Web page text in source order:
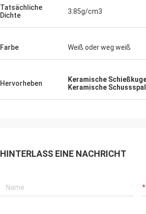
Tatsächliche
Dichte
3.85g/cm3
Farbe Weiß oder weg weiß
Hervorheben Keramische
Keramische
HINTERLASS EINE NACHRICHT